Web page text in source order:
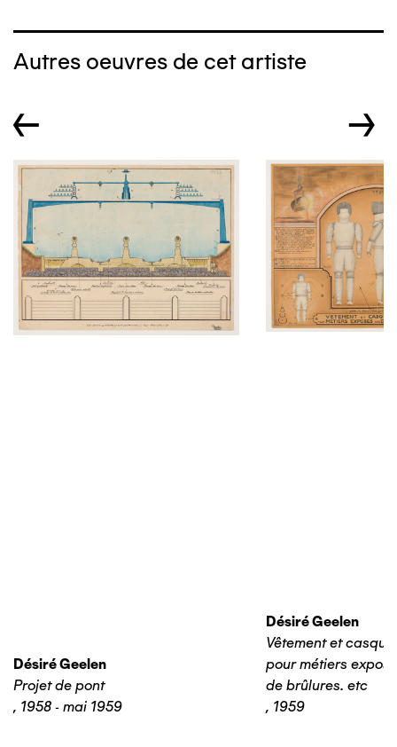
Autres oeuvres de cet artiste
← →
Désiré Geelen
Projet de pont
, 1958 - mai 1959
Désiré Geelen
Vêtement et
pour métiers
de brûlures. etc
, 1959